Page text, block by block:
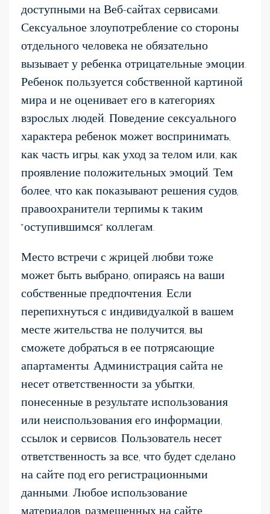
доступными на Веб-сайтах сервисами.
Сексуальное злоупотребление со стороны
отдельного человека не обязательно
вызывает у ребенка отрицательные эмоции.
Ребенок пользуется собственной картиной
мира и не оценивает его в категориях
взрослых людей. Поведение сексуального
характера ребенок может воспринимать,
как часть игры, как уход за телом или, как
проявление положительных эмоций. Тем
более, что как показывают решения судов,
правоохранители терпимы к таким
“оступившимся” коллегам.
Место встречи с жрицей любви тоже
может быть выбрано, опираясь на ваши
собственные предпочтения. Если
перепихнуться с индивидуалкой в вашем
месте жительства не получится, вы
сможете добраться в ее потрясающие
апартаменты. Администрация сайта не
несет ответственности за убытки,
понесенные в результате использования
или неиспользования его информации,
ссылок и сервисов. Пользователь несет
ответственность за все, что будет сделано
на сайте под его регистрационными
данными. Любое использование
материалов, размещенных на сайте,